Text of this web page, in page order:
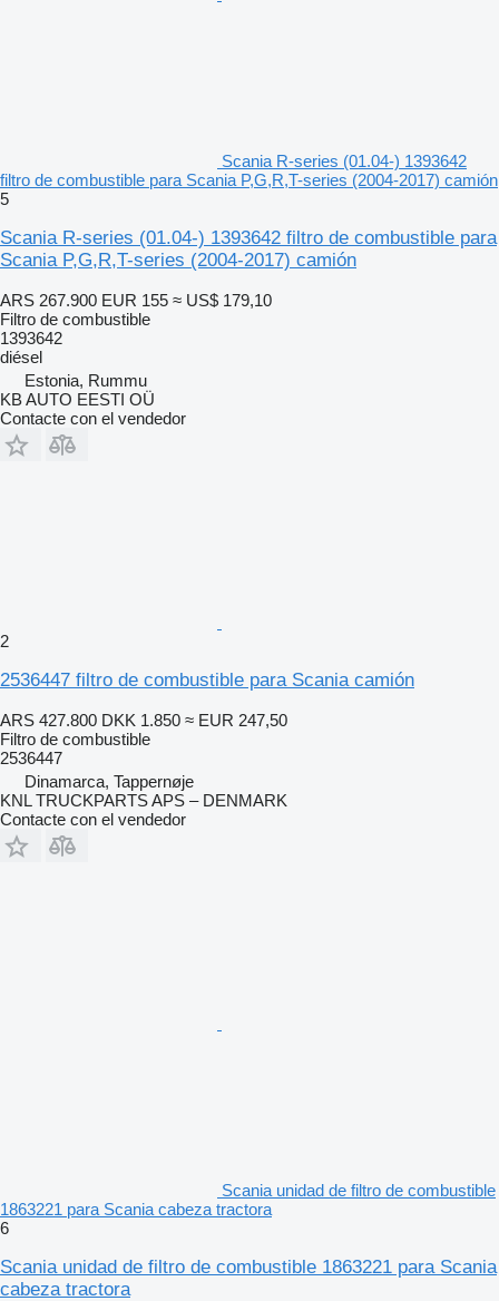
Scania R-series (01.04-) 1393642
filtro de combustible para Scania P,G,R,T-series (2004-2017) camión
5
Scania R-series (01.04-) 1393642 filtro de combustible para
Scania P,G,R,T-series (2004-2017) camión
ARS 267.900 EUR 155 ≈ US$ 179,10
Filtro de combustible
1393642
diésel
Estonia, Rummu
KB AUTO EESTI OÜ
Contacte con el vendedor
2
2536447 filtro de combustible para Scania camión
ARS 427.800 DKK 1.850 ≈ EUR 247,50
Filtro de combustible
2536447
Dinamarca, Tappernøje
KNL TRUCKPARTS APS – DENMARK
Contacte con el vendedor
Scania unidad de filtro de combustible
1863221 para Scania cabeza tractora
6
Scania unidad de filtro de combustible 1863221 para Scania
cabeza tractora